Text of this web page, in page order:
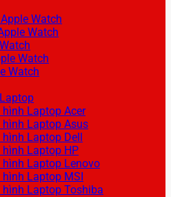
Watch
Watch
Watch
Watch
Laptop Acer
Laptop Asus
Laptop Dell
Laptop HP
Laptop Lenovo
Laptop MSI
Laptop Toshiba